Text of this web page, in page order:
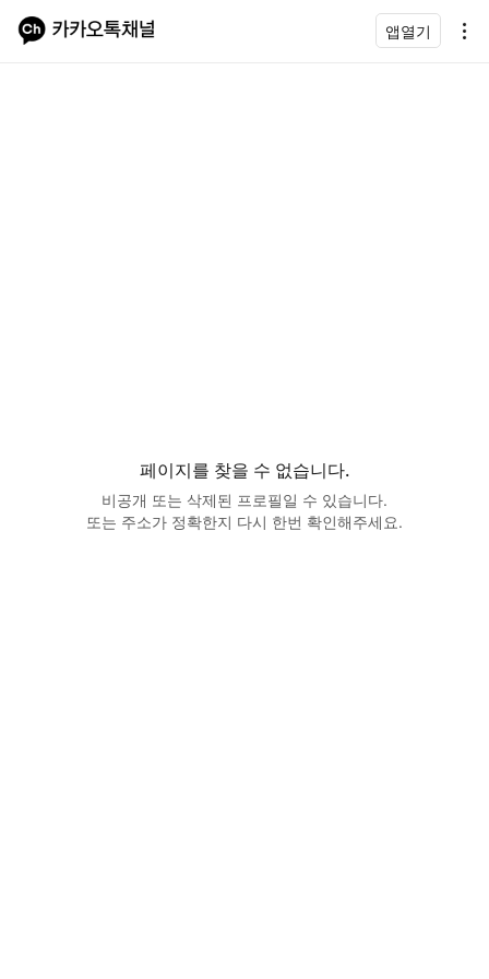
앱열기
페이지를 찾을 수 없습니다.
비공개 또는 삭제된 프로필일 수 있습니다.
또는 주소가 정확한지 다시 한번 확인해주세요.